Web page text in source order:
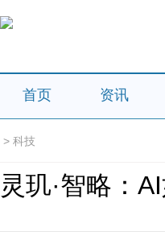
首页 资讯
> 科技
灵玑·智略：